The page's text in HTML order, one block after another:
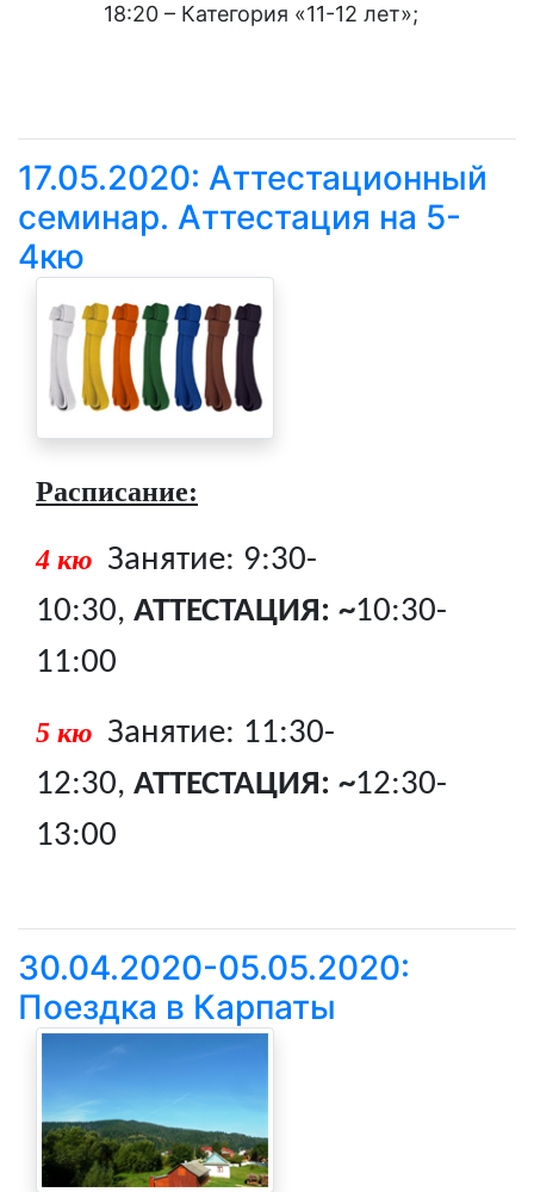
18:20 – Категория «11-12 лет»;
17.05.2020: Аттестационный
семинар. Аттестация на 5-
4кю
Расписание:
4 кю Занятие: 9:30-
10:30, АТТЕСТАЦИЯ: ~10:30-
11:00
5 кю Занятие: 11:30-
12:30, АТТЕСТАЦИЯ: ~12:30-
13:00
30.04.2020-05.05.2020:
Поездка в Карпаты